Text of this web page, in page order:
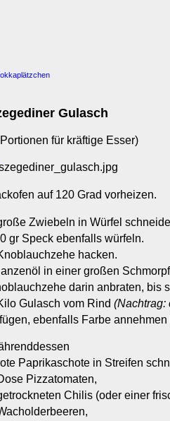
Gulasch
für kräftige Esser)
auf 120 Grad vorheizen.
Zwiebeln in Würfel
gr Speck ebenfalls würfeln.
hacken.
in einer großen
darin anbraten, bis
Gulasch vom Rind (Nachtrag:
ebenfalls Farbe annehmen
Paprikaschote in Streifen
Pizzatomaten,
Chilis (oder einer